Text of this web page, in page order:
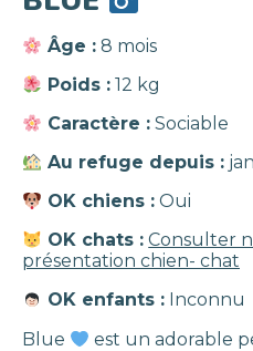
Âge : 8 mois
Poids : 12 kg
Caractère : Sociable
Au refuge depuis :
OK chiens : Oui
OK chats : Consulter
présentation chien- chat
OK enfants : Inconnu
Blue
est un adorable